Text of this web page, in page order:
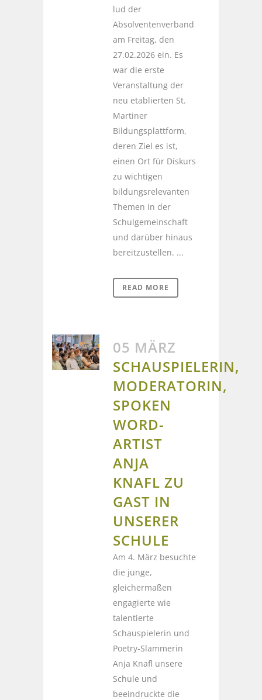
lud der
Absolventenverband
am Freitag, den
27.02.2026 ein. Es
war die erste
Veranstaltung der
neu etablierten St.
Martiner
Bildungsplattform,
deren Ziel es ist,
einen Ort für Diskurs
zu wichtigen
bildungsrelevanten
Themen in der
Schulgemeinschaft
und darüber hinaus
bereitzustellen. ...
READ MORE
05 MÄRZ
SCHAUSPIELERIN,
MODERATORIN,
SPOKEN
WORD-
ARTIST
ANJA
KNAFL ZU
GAST IN
UNSERER
SCHULE
Am 4. März besuchte
die junge,
gleichermaßen
engagierte wie
talentierte
Schauspielerin und
Poetry-Slammerin
Anja Knafl unsere
Schule und
beeindruckte die